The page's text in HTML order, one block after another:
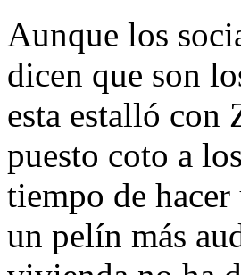
Aunque los
dicen que son
esta estalló con
puesto coto a
tiempo de
un pelín más